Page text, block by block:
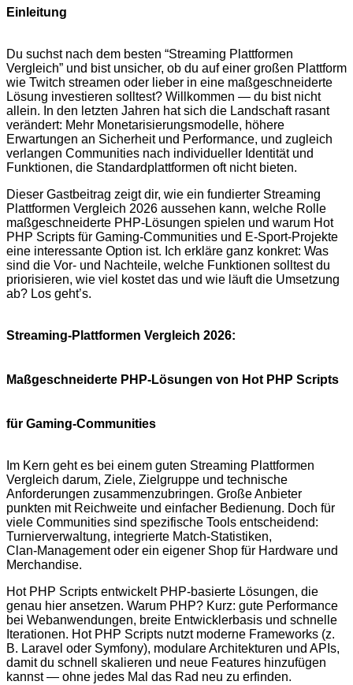
Einleitung
Du suchst nach dem besten “Streaming Plattformen
Vergleich” und bist unsicher, ob du auf einer großen Plattform
wie Twitch streamen oder lieber in eine maßgeschneiderte
Lösung investieren solltest? Willkommen — du bist nicht
allein. In den letzten Jahren hat sich die Landschaft rasant
verändert: Mehr Monetarisierungsmodelle, höhere
Erwartungen an Sicherheit und Performance, und zugleich
verlangen Communities nach individueller Identität und
Funktionen, die Standardplattformen oft nicht bieten.
Dieser Gastbeitrag zeigt dir, wie ein fundierter Streaming
Plattformen Vergleich 2026 aussehen kann, welche Rolle
maßgeschneiderte PHP‑Lösungen spielen und warum Hot
PHP Scripts für Gaming‑Communities und E‑Sport‑Projekte
eine interessante Option ist. Ich erkläre ganz konkret: Was
sind die Vor‑ und Nachteile, welche Funktionen solltest du
priorisieren, wie viel kostet das und wie läuft die Umsetzung
ab? Los geht’s.
Streaming‑Plattformen Vergleich 2026:
Maßgeschneiderte PHP‑Lösungen von Hot PHP Scripts
für Gaming‑Communities
Im Kern geht es bei einem guten Streaming Plattformen
Vergleich darum, Ziele, Zielgruppe und technische
Anforderungen zusammenzubringen. Große Anbieter
punkten mit Reichweite und einfacher Bedienung. Doch für
viele Communities sind spezifische Tools entscheidend:
Turnierverwaltung, integrierte Match‑Statistiken,
Clan‑Management oder ein eigener Shop für Hardware und
Merchandise.
Hot PHP Scripts entwickelt PHP‑basierte Lösungen, die
genau hier ansetzen. Warum PHP? Kurz: gute Performance
bei Webanwendungen, breite Entwicklerbasis und schnelle
Iterationen. Hot PHP Scripts nutzt moderne Frameworks (z.
B. Laravel oder Symfony), modulare Architekturen und APIs,
damit du schnell skalieren und neue Features hinzufügen
kannst — ohne jedes Mal das Rad neu zu erfinden.